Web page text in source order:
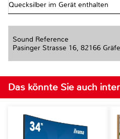
Quecksilber im Gerät enthalten
Sound Reference
Pasinger Strasse 16, 82166
Das könnte Sie auch